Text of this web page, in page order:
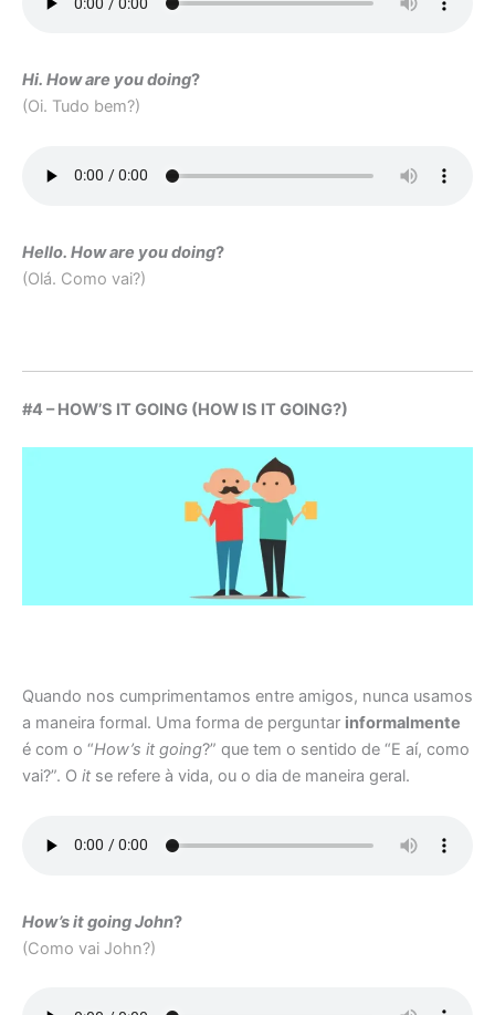
Hi. How are you doing?
(Oi. Tudo bem?)
Hello. How are you doing?
(Olá. Como vai?)
#4 – HOW’S IT GOING (HOW IS IT GOING?)
Quando nos cumprimentamos entre amigos, nunca usamos
a maneira formal. Uma forma de perguntar informalmente
é com o “How’s it going?” que tem o sentido de “E aí, como
vai?”. O it se refere à vida, ou o dia de maneira geral.
How’s it going John?
(Como vai John?)